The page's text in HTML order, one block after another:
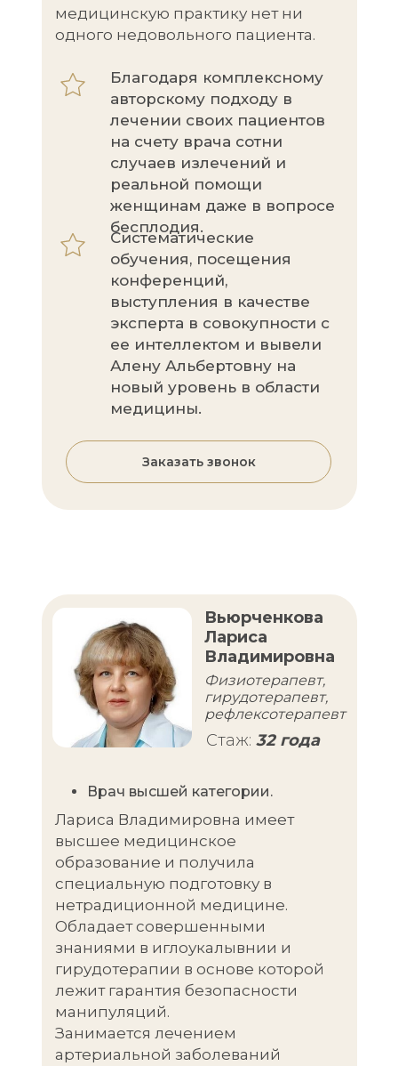
медицинскую практику нет ни
одного недовольного пациента.
Благодаря комплексному
авторскому подходу в
лечении своих пациентов
на счету врача сотни
случаев излечений и
реальной помощи
женщинам даже в вопросе
бесплодия.
Заказать звонок
Систематические
обучения, посещения
конференций,
выступления в качестве
эксперта в совокупности с
ее интеллектом и вывели
Алену Альбертовну на
новый уровень в области
медицины.
Вьюрченкова
Лариса
Владимировна
Стаж: 32 года
Физиотерапевт,
гирудотерапевт,
рефлексотерапевт
Врач высшей категории.
Лариса Владимировна имеет
высшее медицинское
образование и получила
специальную подготовку в
нетрадиционной медицине.
Обладает совершенными
знаниями в иглоукалывнии и
гирудотерапии в основе которой
лежит гарантия безопасности
манипуляций.
Занимается лечением
артериальной заболеваний